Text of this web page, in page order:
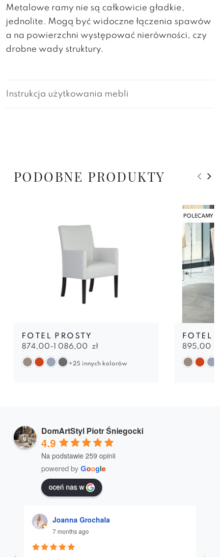
Metalowe ramy nie są całkowicie gładkie,
jednolite. Mogą być widoczne łączenia spawów
a na powierzchni występować nierówności, czy
drobne wady struktury.
Instrukcja użytkowania mebli
PODOBNE PRODUKTY
FOTEL PROSTY
874,00- 1 086,00 zł
+25 innych kolorów
POLECAMY
FOTEL
895,00
DomArtStyl Piotr Śniegocki
4.9
Na podstawie 259 opinii
powered by Google
oceń nas w
Joanna Grochala
7 months ago